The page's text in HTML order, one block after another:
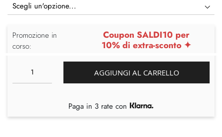
Promozione in
corso:
Coupon SALDI10 per
10% di extra-sconto ✦
AGGIUNGI AL CARRELLO
Paga in 3 rate con